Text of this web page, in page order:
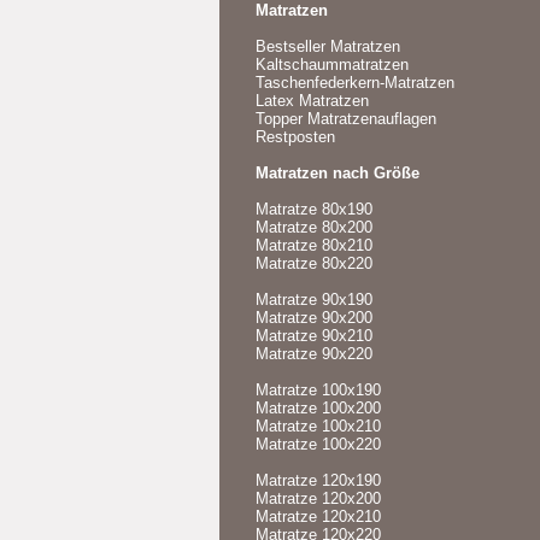
Matratzen
Bestseller Matratzen
Kaltschaummatratzen
Taschenfederkern-Matratzen
Latex Matratzen
Topper Matratzenauflagen
Restposten
Matratzen nach Größe
Matratze 80x190
Matratze 80x200
Matratze 80x210
Matratze 80x220
Matratze 90x190
Matratze 90x200
Matratze 90x210
Matratze 90x220
Matratze 100x190
Matratze 100x200
Matratze 100x210
Matratze 100x220
Matratze 120x190
Matratze 120x200
Matratze 120x210
Matratze 120x220